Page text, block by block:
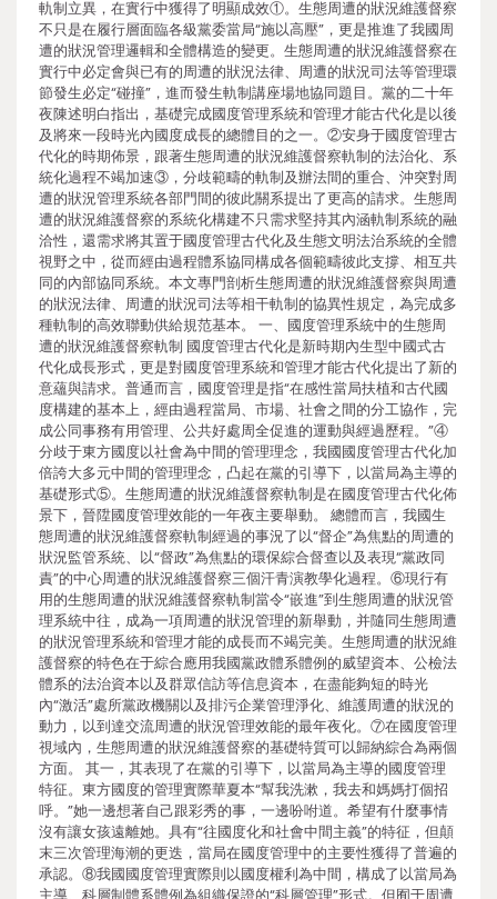
軌制立異，在實行中獲得了明顯成效①。生態周遭的狀況維護督察
不只是在履行層面臨各級黨委當局“施以高壓”，更是推進了我國周
遭的狀況管理邏輯和全體構造的變更。生態周遭的狀況維護督察在
實行中必定會與已有的周遭的狀況法律、周遭的狀況司法等管理環
節發生必定“碰撞”，進而發生軌制講座場地協同題目。黨的二十年
夜陳述明白指出，基礎完成國度管理系統和管理才能古代化是以後
及將來一段時光內國度成長的總體目的之一。②安身于國度管理古
代化的時期佈景，跟著生態周遭的狀況維護督察軌制的法治化、系
統化過程不竭加速③，分歧範疇的軌制及辦法間的重合、沖突對周
遭的狀況管理系統各部門間的彼此關系提出了更高的請求。生態周
遭的狀況維護督察的系統化構建不只需求堅持其內涵軌制系統的融
洽性，還需求將其置于國度管理古代化及生態文明法治系統的全體
視野之中，從而經由過程體系協同構成各個範疇彼此支撐、相互共
同的內部協同系統。本文專門剖析生態周遭的狀況維護督察與周遭
的狀況法律、周遭的狀況司法等相干軌制的協異性規定，為完成多
種軌制的高效聯動供給規范基本。 一、國度管理系統中的生態周
遭的狀況維護督察軌制 國度管理古代化是新時期內生型中國式古
代化成長形式，更是對國度管理系統和管理才能古代化提出了新的
意蘊與請求。普通而言，國度管理是指“在感性當局扶植和古代國
度構建的基本上，經由過程當局、市場、社會之間的分工協作，完
成公同事務有用管理、公共好處周全促進的運動與經過歷程。”④
分歧于東方國度以社會為中間的管理理念，我國國度管理古代化加
倍誇大多元中間的管理理念，凸起在黨的引導下，以當局為主導的
基礎形式⑤。生態周遭的狀況維護督察軌制是在國度管理古代化佈
景下，晉陞國度管理效能的一年夜主要舉動。 總體而言，我國生
態周遭的狀況維護督察軌制經過的事況了以“督企”為焦點的周遭的
狀況監管系統、以“督政”為焦點的環保綜合督查以及表現“黨政同
責”的中心周遭的狀況維護督察三個汗青演教學化過程。⑥現行有
用的生態周遭的狀況維護督察軌制當令“嵌進”到生態周遭的狀況管
理系統中往，成為一項周遭的狀況管理的新舉動，并隨同生態周遭
的狀況管理系統和管理才能的成長而不竭完美。生態周遭的狀況維
護督察的特色在于綜合應用我國黨政體系體例的威望資本、公檢法
體系的法治資本以及群眾信訪等信息資本，在盡能夠短的時光
內“激活”處所黨政機關以及排污企業管理淨化、維護周遭的狀況的
動力，以到達交流周遭的狀況管理效能的最年夜化。⑦在國度管理
視域內，生態周遭的狀況維護督察的基礎特質可以歸納綜合為兩個
方面。 其一，其表現了在黨的引導下，以當局為主導的國度管理
特征。東方國度的管理實際華夏本“幫我洗漱，我去和媽媽打個招
呼。”她一邊想著自己跟彩秀的事，一邊吩咐道。希望有什麼事情
沒有讓女孩遠離她。具有“往國度化和社會中間主義”的特征，但顛
末三次管理海潮的更迭，當局在國度管理中的主要性獲得了普遍的
承認。⑧我國國度管理實際則以國度權利為中間，構成了以當局為